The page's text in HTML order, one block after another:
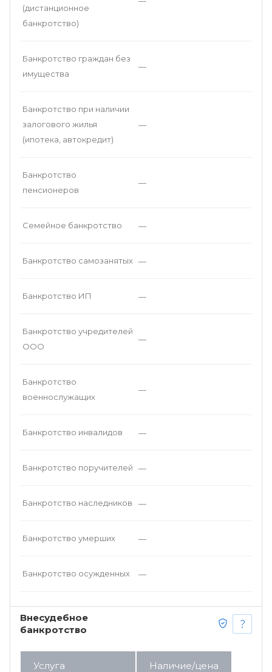
(дистанционное
банкротство)
Банкротство граждан без
имущества
—
Банкротство при наличии
залогового жилья
(ипотека, автокредит)
—
Банкротство
пенсионеров
—
Семейное банкротство —
Банкротство самозанятых —
Банкротство ИП —
Банкротство учредителей
ООО
—
Банкротство
военнослужащих
—
Банкротство инвалидов —
Банкротство поручителей —
Банкротство наследников —
Банкротство умерших —
Банкротство осужденных —
Внесудебное
банкротство
Услуга Наличие/цена